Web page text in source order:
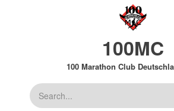
100MC
100 Marathon Club
Suche